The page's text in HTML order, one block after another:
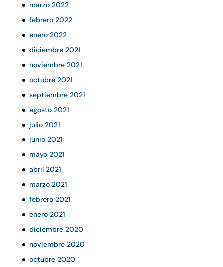
marzo 2022
febrero 2022
enero 2022
diciembre 2021
noviembre 2021
octubre 2021
septiembre 2021
agosto 2021
julio 2021
junio 2021
mayo 2021
abril 2021
marzo 2021
febrero 2021
enero 2021
diciembre 2020
noviembre 2020
octubre 2020